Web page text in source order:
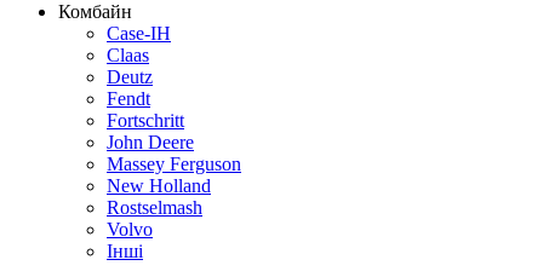
Комбайн
Case-IH
Claas
Deutz
Fendt
Fortschritt
John Deere
Massey Ferguson
New Holland
Rostselmash
Volvo
Інші